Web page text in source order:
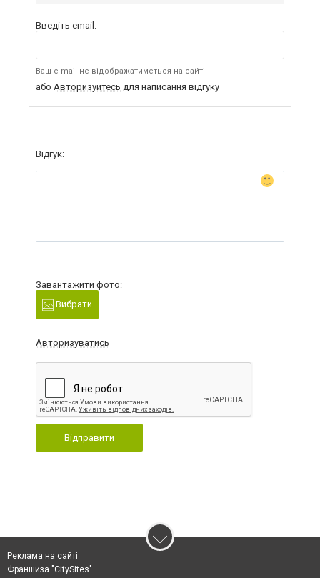
Введіть email:
Ваш e-mail не відображатиметься на сайті
або Авторизуйтесь для написання відгуку
Відгук:
Завантажити фото:
Вибрати
Авторизуватись
Відправити
Реклама на сайті
Франшиза "CitySites"